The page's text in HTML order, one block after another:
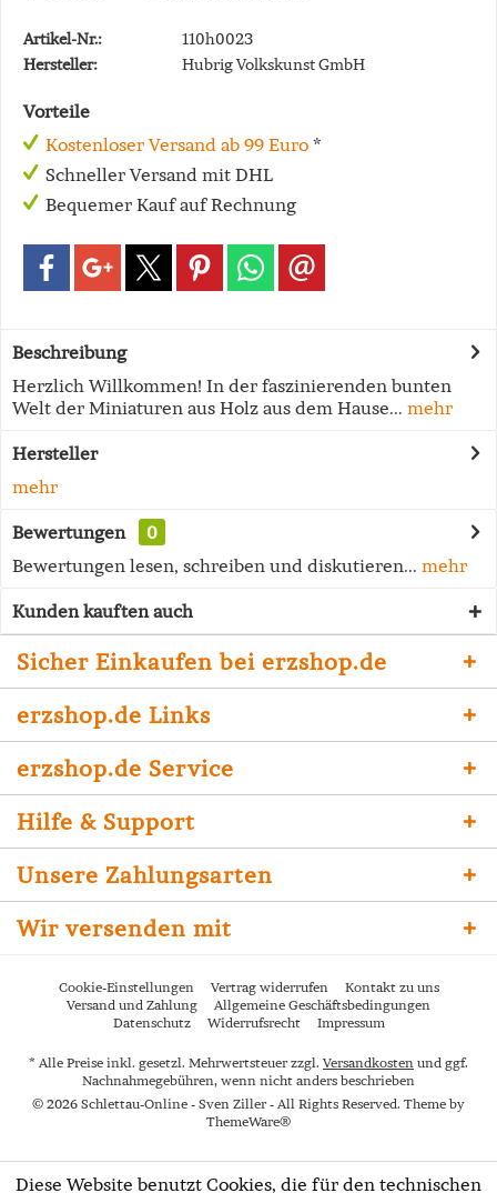
Artikel-Nr.:
110h0023
Hersteller:
Hubrig Volkskunst GmbH
Vorteile
Kostenloser Versand ab 99 Euro *
Schneller Versand mit DHL
Bequemer Kauf auf Rechnung
Beschreibung
Herzlich Willkommen! In der faszinierenden bunten
Welt der Miniaturen aus Holz aus dem Hause... mehr
Hersteller
mehr
Bewertungen
0
Bewertungen lesen, schreiben und diskutieren... mehr
Kunden kauften auch
Sicher Einkaufen bei erzshop.de
erzshop.de Links
erzshop.de Service
Hilfe & Support
Unsere Zahlungsarten
Wir versenden mit
Cookie-Einstellungen Vertrag widerrufen
Kontakt zu uns
Versand und Zahlung
Allgemeine Geschäftsbedingungen
Datenschutz
Widerrufsrecht Impressum
* Alle Preise inkl. gesetzl. Mehrwertsteuer zzgl. Versandkosten und ggf.
Nachnahmegebühren, wenn nicht anders beschrieben
© 2026 Schlettau-Online - Sven Ziller - All Rights Reserved. Theme by
ThemeWare®
Diese Website benutzt Cookies, die für den technischen